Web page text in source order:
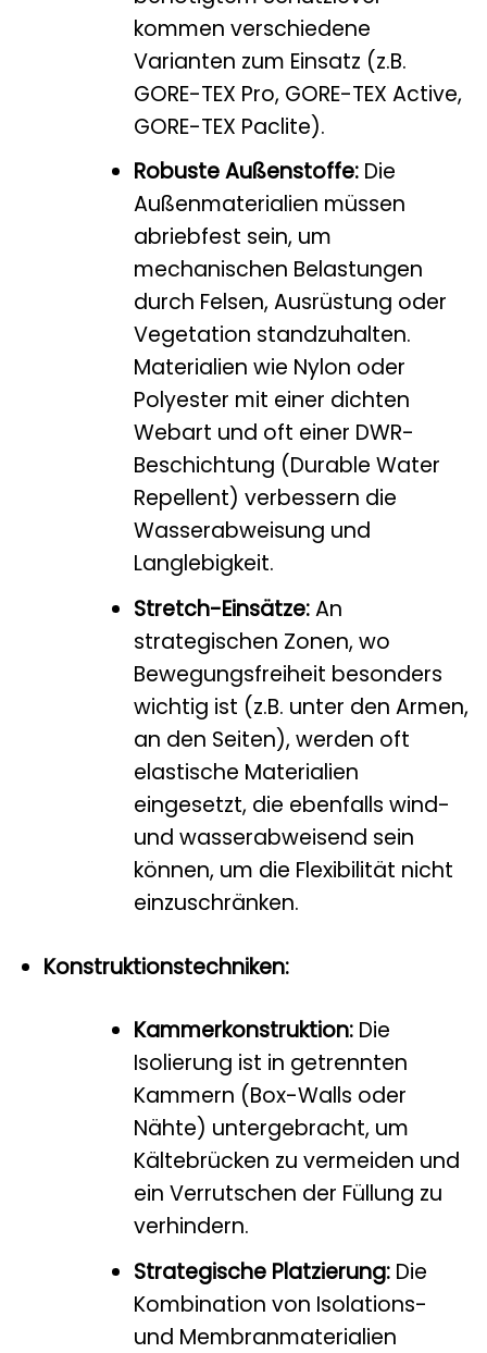
kommen verschiedene
Varianten zum Einsatz (z.B.
GORE-TEX Pro, GORE-TEX Active,
GORE-TEX Paclite).
Robuste Außenstoffe:Die
Außenmaterialien müssen
abriebfest sein, um
mechanischen Belastungen
durch Felsen, Ausrüstung oder
Vegetation standzuhalten.
Materialien wie Nylon oder
Polyester mit einer dichten
Webart und oft einer DWR-
Beschichtung (Durable Water
Repellent) verbessern die
Wasserabweisung und
Langlebigkeit.
Stretch-Einsätze:An
strategischen Zonen, wo
Bewegungsfreiheit besonders
wichtig ist (z.B. unter den Armen,
an den Seiten), werden oft
elastische Materialien
eingesetzt, die ebenfalls wind-
und wasserabweisend sein
können, um die Flexibilität nicht
einzuschränken.
Konstruktionstechniken:
Kammerkonstruktion:Die
Isolierung ist in getrennten
Kammern (Box-Walls oder
Nähte) untergebracht, um
Kältebrücken zu vermeiden und
ein Verrutschen der Füllung zu
verhindern.
Strategische Platzierung:Die
Kombination von Isolations-
und Membranmaterialien